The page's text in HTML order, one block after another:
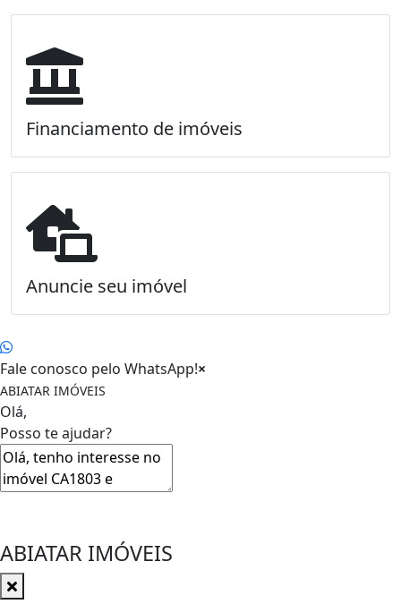
Financiamento de imóveis
Anuncie seu imóvel
Fale conosco pelo WhatsApp!×
ABIATAR IMÓVEIS
Olá,
Posso te ajudar?
ABIATAR IMÓVEIS